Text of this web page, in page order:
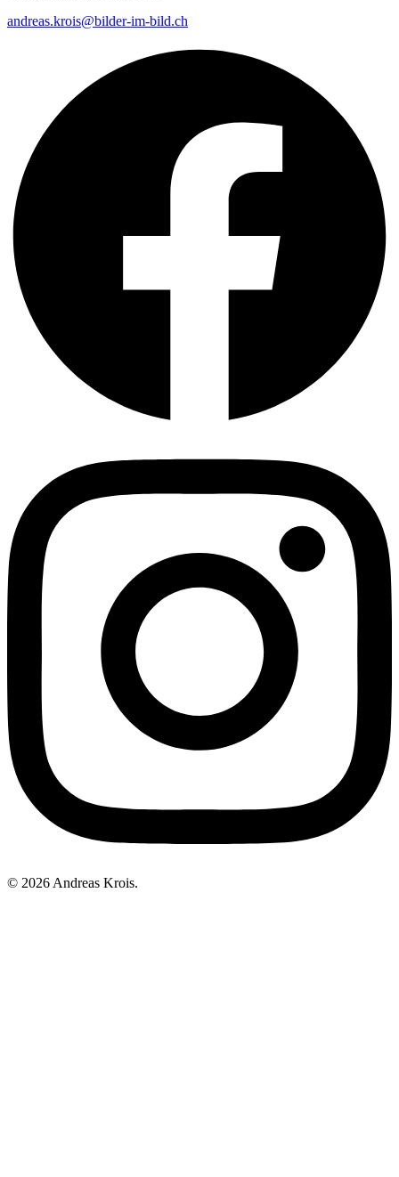
andreas.krois@bilder-im-bild.ch
© 2026 Andreas Krois.